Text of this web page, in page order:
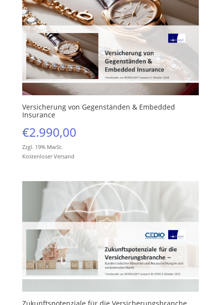
Versicherung von Gegenständen & Embedded
Insurance
€2.990,00
Zzgl. 19% MwSt.
Kostenloser Versand